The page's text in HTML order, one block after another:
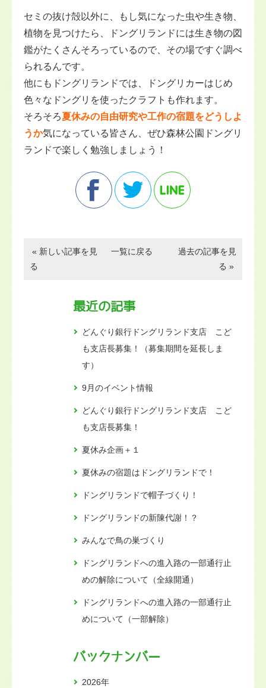
セミの抜け殻以外に、もし気になった虫や生き物、
植物を見つけたら、ドングリランドには生き物の図
鑑がたくさんそろっているので、その場ですぐ調べ
られるんです。
他にもドングリランドでは、ドングリカーはじめ
色々なドングリを使ったクラフトも作れます。
そろそろ夏休みの自由研究や工作の宿題をどうしよ
うか気になっている皆さん、ぜひ森林公園ドングリ
ランドで楽しく勉強しましょう！
« 新しい記事を見
る
一覧に戻る
過去の記事を見
る »
最近の記事
どんぐり銀行ドングリランド支店 こど
も支店長募集！（募集期間を延長しま
す）
9月のイベント情報
どんぐり銀行ドングリランド支店 こど
も支店長募集！
夏休み企画＋１
夏休みの宿題はドングリランドで！
ドングリランドで帽子づくり！
ドングリランドの新陳代謝！？
みんなで鳥の巣づくり
ドングリランドへの進入路の一部通行止
めの解除について（全線開通）
ドングリランドへの進入路の一部通行止
めについて（一部解除）
バックナンバー
2026年